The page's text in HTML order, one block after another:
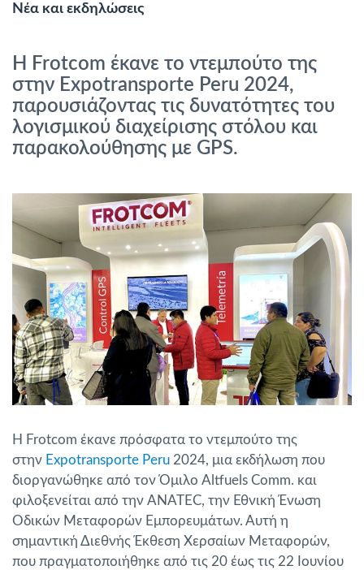
Λήψη ταχογράφου από απόσταση
Έλεγχος πρόσβασης
Διαχείριση καυσίμου
Σχεδιασμός και παρακολούθηση διαδρομής
Αυτόματη αναγνώριση οδηγού
Ανακαλύψτε όλα τα χαρακτηριστικά
Πώς να λύσουμε τις ανάγκες των
δραστηριοτήτων του στόλου
Υπολογιστής εξοικονόμησης
Νέα και εκδηλώσεις
Η Frotcom έκανε το ντεμπούτο της
στην Expotransporte Peru 2024,
παρουσιάζοντας τις δυνατότητες του
λογισμικού διαχείρισης στόλου και
παρακολούθησης με GPS.
Η Frotcom έκανε πρόσφατα το ντεμπούτο της
στην Expotransporte Peru 2024, μια εκδήλωση που
διοργανώθηκε από τον Όμιλο Altfuels Comm. και
φιλοξενείται από την ANATEC, την Εθνική Ένωση
Οδικών Μεταφορών Εμπορευμάτων. Αυτή η
σημαντική Διεθνής Έκθεση Χερσαίων Μεταφορών,
που πραγματοποιήθηκε από τις 20 έως τις 22 Ιουνίου